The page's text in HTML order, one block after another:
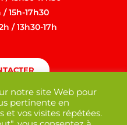
15h-17h30
/ 13h30-17h
notre site Web pour
pertinente en
et vos visites répétées.